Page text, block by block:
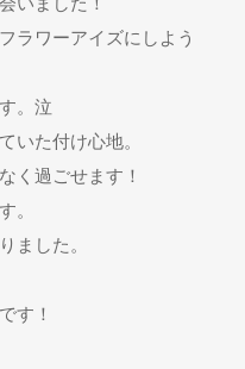
ラワーアイズにしよう
。泣
いた付け心地。
く過ごせます！
。
ました。
す！